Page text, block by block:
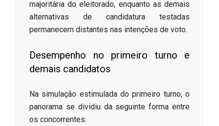
majoritária do eleitorado, enquanto as demais
alternativas de candidatura testadas
permanecem distantes nas intenções de voto.
​Desempenho no primeiro turno e
demais candidatos
​Na simulação estimulada do primeiro turno, o
panorama se dividiu da seguinte forma entre
os concorrentes: